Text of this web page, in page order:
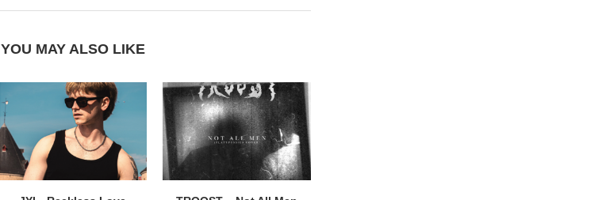
YOU MAY ALSO LIKE